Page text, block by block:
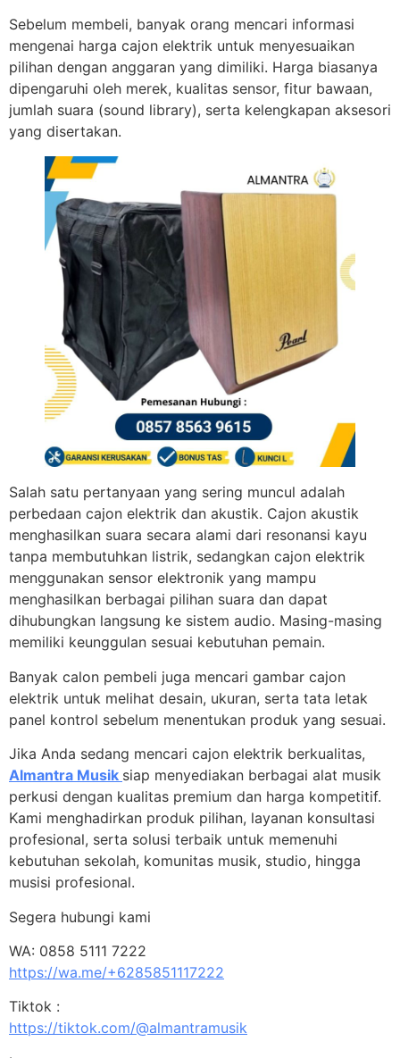
Sebelum membeli, banyak orang mencari informasi
mengenai harga cajon elektrik untuk menyesuaikan
pilihan dengan anggaran yang dimiliki. Harga biasanya
dipengaruhi oleh merek, kualitas sensor, fitur bawaan,
jumlah suara (sound library), serta kelengkapan aksesori
yang disertakan.
Salah satu pertanyaan yang sering muncul adalah
perbedaan cajon elektrik dan akustik. Cajon akustik
menghasilkan suara secara alami dari resonansi kayu
tanpa membutuhkan listrik, sedangkan cajon elektrik
menggunakan sensor elektronik yang mampu
menghasilkan berbagai pilihan suara dan dapat
dihubungkan langsung ke sistem audio. Masing-masing
memiliki keunggulan sesuai kebutuhan pemain.
Banyak calon pembeli juga mencari gambar cajon
elektrik untuk melihat desain, ukuran, serta tata letak
panel kontrol sebelum menentukan produk yang sesuai.
Jika Anda sedang mencari cajon elektrik berkualitas,
Almantra Musik siap menyediakan berbagai alat musik
perkusi dengan kualitas premium dan harga kompetitif.
Kami menghadirkan produk pilihan, layanan konsultasi
profesional, serta solusi terbaik untuk memenuhi
kebutuhan sekolah, komunitas musik, studio, hingga
musisi profesional.
Segera hubungi kami
WA: 0858 5111 7222
https://wa.me/+6285851117222
Tiktok :
https://tiktok.com/@almantramusik